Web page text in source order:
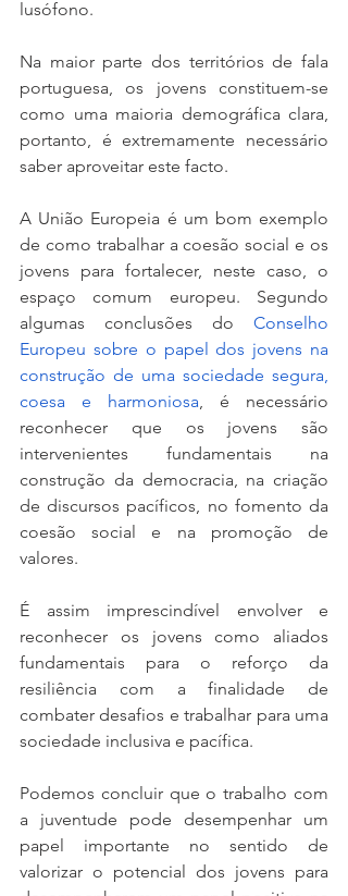
lusófono.
Na maior parte dos territórios de fala
portuguesa, os jovens constituem-se
como uma maioria demográfica clara,
portanto, é extremamente necessário
saber aproveitar este facto.
A União Europeia é um bom exemplo
de como trabalhar a coesão social e os
jovens para fortalecer, neste caso, o
espaço comum europeu. Segundo
algumas conclusões do Conselho
Europeu sobre o papel dos jovens na
construção de uma sociedade segura,
coesa e harmoniosa, é necessário
reconhecer que os jovens são
intervenientes fundamentais na
construção da democracia, na criação
de discursos pacíficos, no fomento da
coesão social e na promoção de
valores.
É assim imprescindível envolver e
reconhecer os jovens como aliados
fundamentais para o reforço da
resiliência com a finalidade de
combater desafios e trabalhar para uma
sociedade inclusiva e pacífica.
Podemos concluir que o trabalho com
a juventude pode desempenhar um
papel importante no sentido de
valorizar o potencial dos jovens para